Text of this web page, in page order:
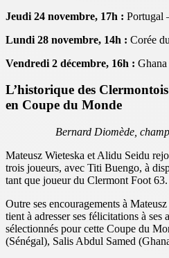
Jeudi 24 novembre, 17h : Portugal
Lundi 28 novembre, 14h : Corée
Vendredi 2 décembre, 16h :
L’historique des
en Coupe du Monde
Bernard Diomède,
Mateusz Wieteska et Alidu Seidu
trois joueurs, avec Titi Buengo, à
tant que joueur du Clermont Foot 63.
Outre ses encouragements à
tient à adresser ses félicitations à ses
sélectionnés pour cette Coupe du
(Sénégal), Salis Abdul Samed